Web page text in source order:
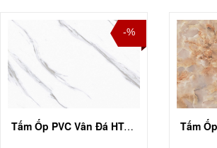
-%
Tấm Ốp PVC Vân Đá HT-A007